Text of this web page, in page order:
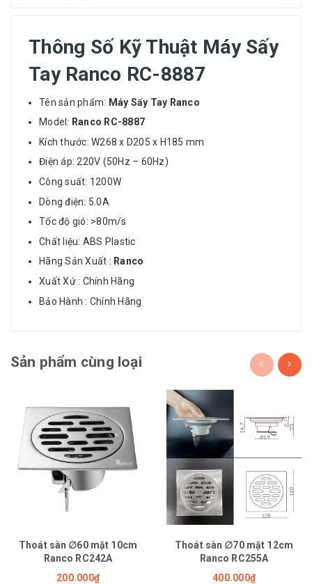
Thông Số Kỹ Thuật Máy Sấy
Tay Ranco RC-8887
Tên sản phẩm: Máy Sấy Tay Ranco
Model: Ranco RC-8887
Kích thước: W268 x D205 x H185 mm
Điện áp: 220V (50Hz – 60Hz)
Công suất: 1200W
Dòng điện: 5.0A
Tốc độ gió: >80m/s
Chất liệu: ABS Plastic
Hãng Sản Xuất : Ranco
Xuất Xứ : Chính Hãng
Bảo Hành : Chính Hãng
Sản phẩm cùng loại
Thoát sàn ∅60 mặt 10cm
Ranco RC242A
200.000₫
Thoát sàn ∅70 mặt 12cm
Ranco RC255A
400.000₫